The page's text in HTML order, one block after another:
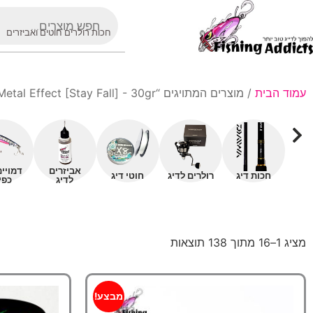
חכות רולרים חוטים ואביזרים
עמוד הבית / מוצרים המתויגים “Jackson Metal Effect [Stay Fall] - 30gr”
חכות דיג רולרים לדיג חוטי דיג
אביזרים
לדיג
מציג 1–16 מתוך 138 תוצאות
מבצע!